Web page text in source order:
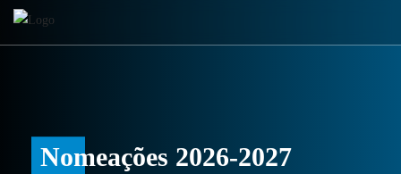
Nomeações 2026-2027